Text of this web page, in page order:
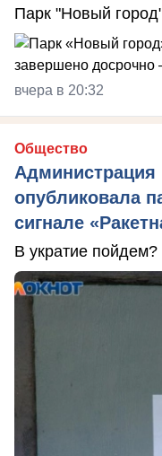
Парк "Новый
вчера в 20:32
Общество
Администрация
опубликовала
сигнале
В укратие пойдем?